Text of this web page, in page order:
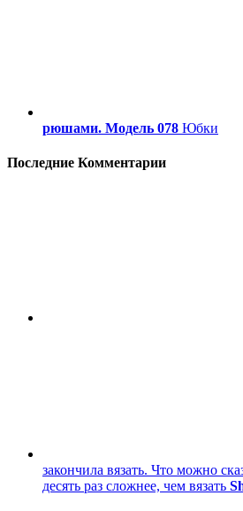
рюшами. Модель 078 Юбки
Последние Комментарии
закончила вязать. Что можно
десять раз сложнее, чем вязать